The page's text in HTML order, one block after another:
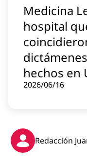
Instagram
Medicina
hospital
hechos en
2026/06/16
Redacción